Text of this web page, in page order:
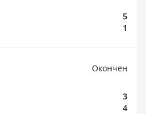
5
1
Oкончен
3
4